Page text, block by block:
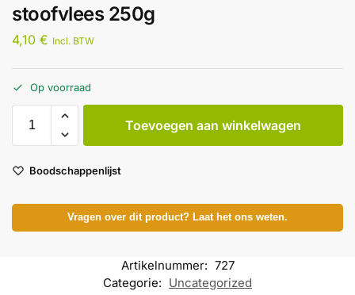
stoofvlees 250g
4,10 € Incl. BTW
Op voorraad
Toevoegen aan winkelwagen
Boodschappenlijst
Vragen over dit product? Laat het ons weten.
Artikelnummer: 727
Categorie: Uncategorized